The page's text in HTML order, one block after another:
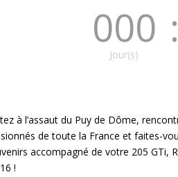
000
Jour(s)
:
à l’assaut du Puy de Dôme,
de toute la France et faites-
accompagné de votre 205 GTi,
!